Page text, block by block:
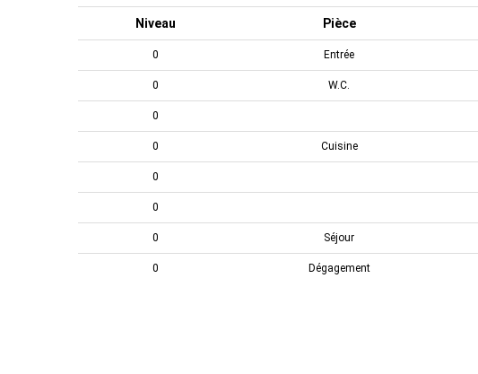
Niveau Pièce
0 Entrée
0 W.C.
0
0 Cuisine
0
0
0 Séjour
0 Dégagement